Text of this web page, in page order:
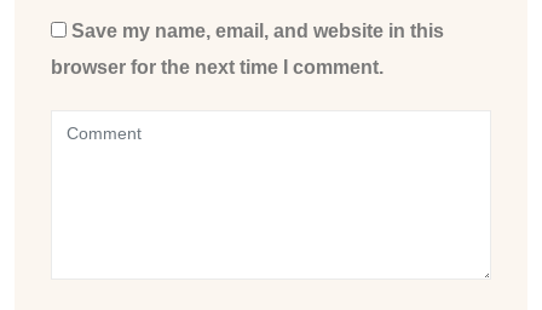
Save my name, email, and website in this
browser for the next time I comment.